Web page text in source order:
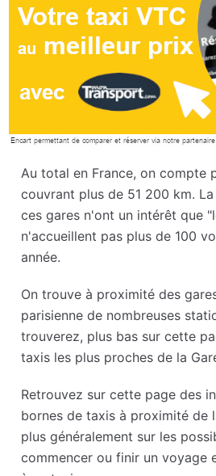
Au total en France, on compte
couvrant plus de 51 200 km.
ces gares n'ont un intérêt que
n'accueillent pas plus de 100
année.
On trouve à proximité des
parisienne de nombreuses
trouverez, plus bas sur cette
taxis les plus proches de la
Retrouvez sur cette page des
bornes de taxis à proximité de
plus généralement sur les
commencer ou finir un voyage